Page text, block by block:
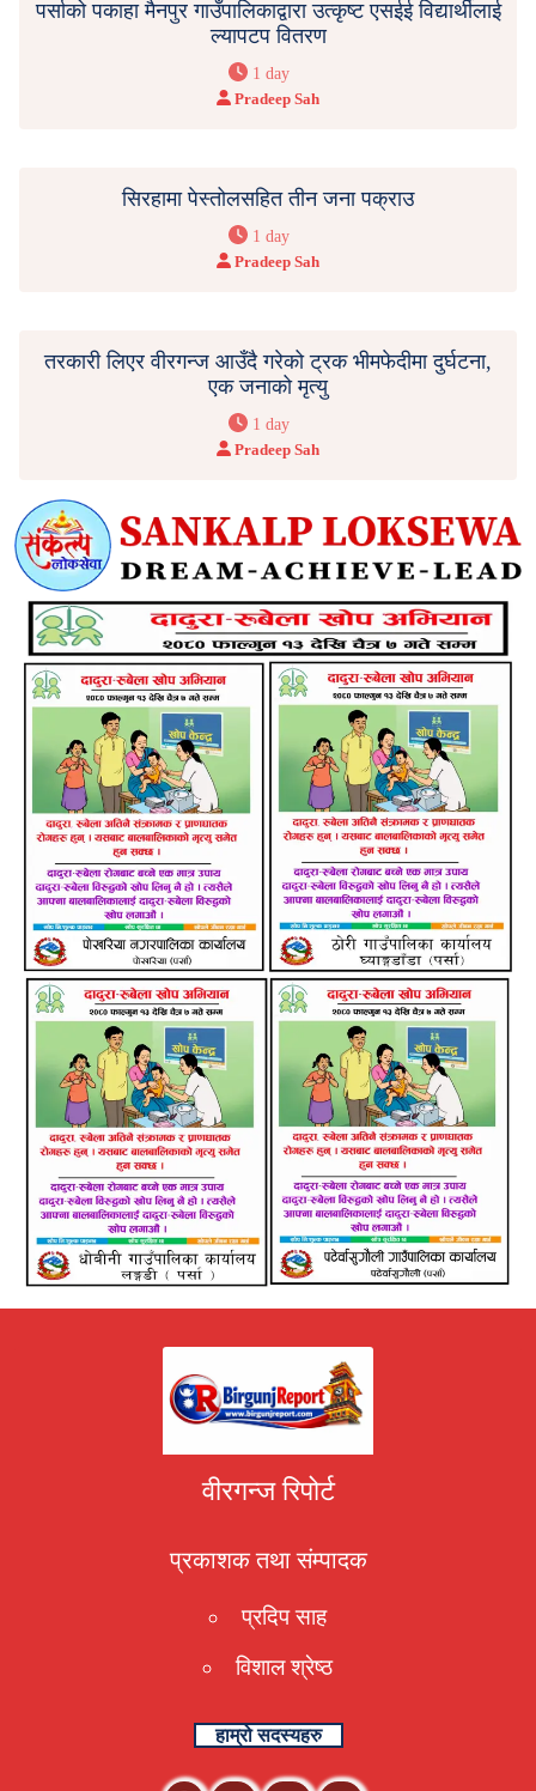
पर्साको पकाहा मैनपुर गाउँपालिकाद्वारा उत्कृष्ट एसईई विद्यार्थीलाई
ल्यापटप वितरण
1 day
Pradeep Sah
सिरहामा पेस्तोलसहित तीन जना पक्राउ
1 day
Pradeep Sah
तरकारी लिएर वीरगन्ज आउँदै गरेको ट्रक भीमफेदीमा दुर्घटना,
एक जनाको मृत्यु
1 day
Pradeep Sah
वीरगन्ज रिपोर्ट
प्रकाशक तथा संम्पादक
प्रदिप साह
विशाल श्रेष्ठ
हाम्रो सदस्यहरु